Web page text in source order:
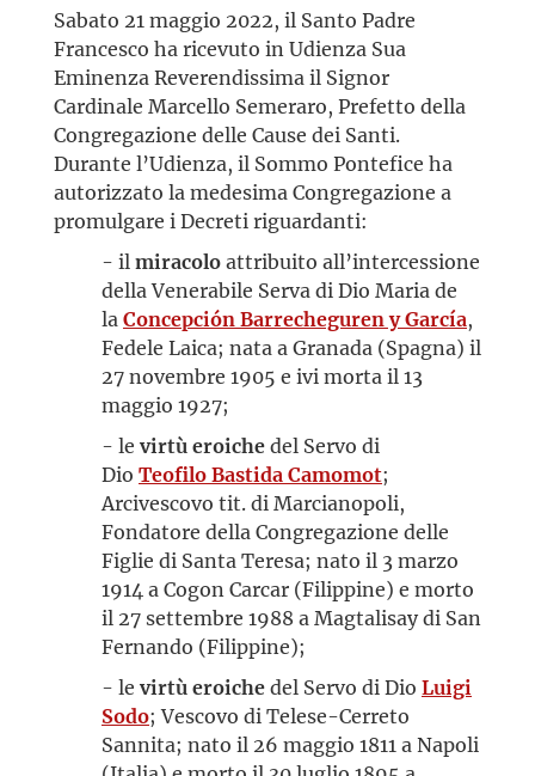
Sabato 21 maggio 2022, il Santo Padre
Francesco ha ricevuto in Udienza Sua
Eminenza Reverendissima il Signor
Cardinale Marcello Semeraro, Prefetto della
Congregazione delle Cause dei Santi.
Durante l’Udienza, il Sommo Pontefice ha
autorizzato la medesima Congregazione a
promulgare i Decreti riguardanti:
- il miracoloattribuito all’intercessione
della Venerabile Serva di Dio Maria de
la Concepción Barrecheguren y García,
Fedele Laica; nata a Granada (Spagna) il
27 novembre 1905 e ivi morta il 13
maggio 1927;
- le virtù eroichedel Servo di
Dio Teofilo Bastida Camomot;
Arcivescovo tit. di Marcianopoli,
Fondatore della Congregazione delle
Figlie di Santa Teresa; nato il 3 marzo
1914 a Cogon Carcar (Filippine) e morto
il 27 settembre 1988 a Magtalisay di San
Fernando (Filippine);
- le virtù eroichedel Servo di Dio Luigi
Sodo; Vescovo di Telese-Cerreto
Sannita; nato il 26 maggio 1811 a Napoli